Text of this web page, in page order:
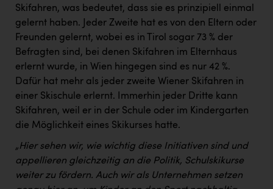
Skifahren, was bedeutet, dass sie es prinzipiell einmal
gelernt haben. Jeder Zweite hat es von den Eltern oder
Freunden gelernt, wobei es in Tirol sogar 73 % der
Befragten sind, bei denen Skifahren im Elternhaus
erlernt wurde, in Wien hingegen sind es nur 42 %.
Dafür hat mehr als jeder zweite Wiener Skifahren in
einer Skischule erlernt. Immerhin jeder Dritte kann
Skifahren, weil er in der Schule oder im Kindergarten
die Möglichkeit eines Skikurses hatte.
„Hier sehen wir, wie wichtig diese Initiativen sind und
appellieren gleichzeitig an die Politik, Schulskikurse
weiter zu fördern. Auch wir als Unternehmen setzen